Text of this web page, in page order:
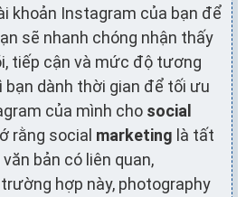
khoản Instagram của bạn để
sẽ nhanh chóng nhận thấy
tiếp cận và mức độ tương
bạn dành thời gian để tối ưu
của mình cho social
rằng social marketing là tất
bản có liên quan,
hợp này, photography